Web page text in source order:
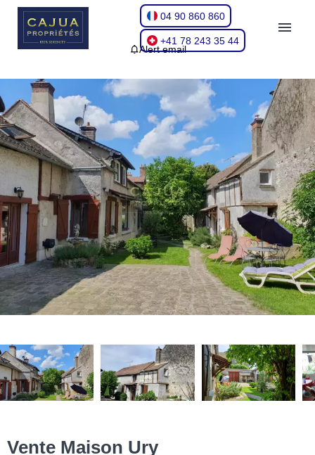
04 90 860 860
+41 78 243 35 44
Alert email
Vente Maison Ury